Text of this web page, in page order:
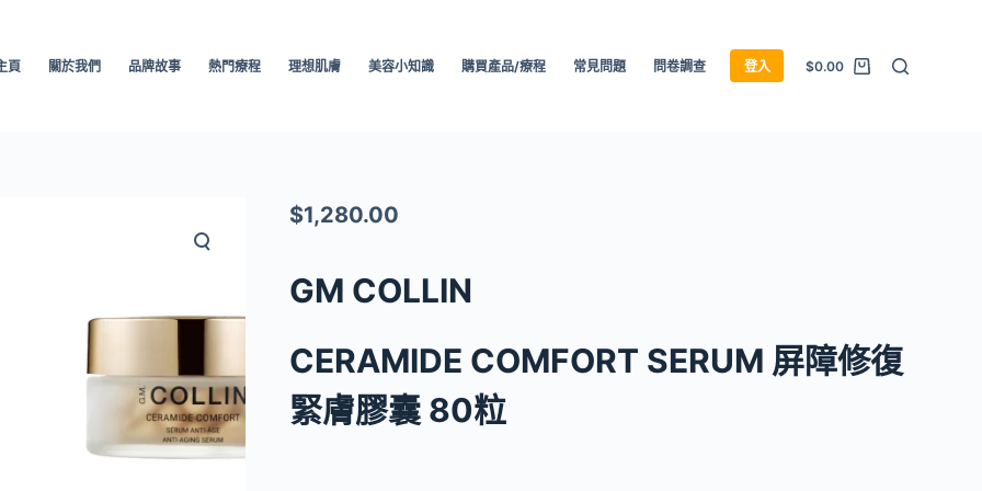
頁 關於我們 品牌故事 熱門療程 理想肌膚 美容小知識 購買產品/療程 常見問題 問卷調查 登入 $0.00
$1,280.00
GM COLLIN
CERAMIDE COMFORT SERUM 屏障修復
緊膚膠囊 80粒